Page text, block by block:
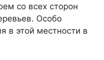
со всех сторон
Особо
в этой местности в